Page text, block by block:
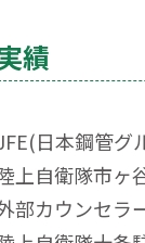
績
日本鋼管グ
上自衛隊市ヶ
部カウンセラ